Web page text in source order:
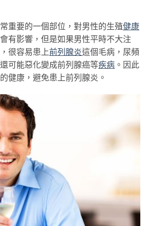
重要的一個部位，對男性的生殖健康
有影響，但是如果男性平時不大注
很容易患上前列腺炎這個毛病，尿頻
可能惡化變成前列腺癌等疾病 。因此
健康，避免患上前列腺炎。